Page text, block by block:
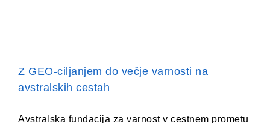
Z GEO-ciljanjem do večje varnosti na
avstralskih cestah
Avstralska fundacija za varnost v cestnem prometu